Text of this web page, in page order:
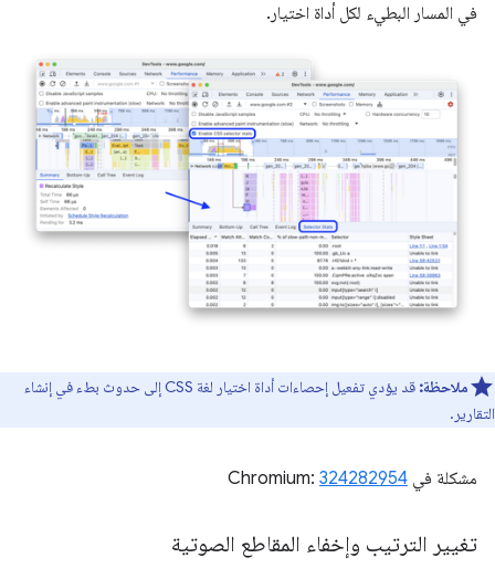
في المسار البطيء لكل أداة اختيار.
ملاحظة:
قد يؤدي تفعيل إحصاءات أداة اختيار لغة CSS إلى حدوث بطء في إنشاء
التقارير.
مشكلة في Chromium: 324282954
تغيير الترتيب وإخفاء المقاطع الصوتية